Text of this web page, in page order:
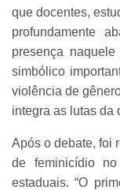
que docentes,
profundamente
presença
simbólico
violência de
integra as lutas da
Após o debate, foi
de feminicídio
estaduais. “O